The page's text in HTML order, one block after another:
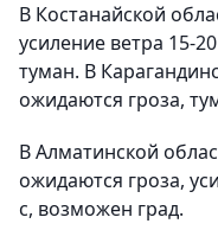
В Костанайской
усиление ветра 15-
туман. В
ожидаются гроза,
В Алматинской
ожидаются гроза,
с, возможен град.